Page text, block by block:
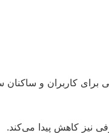
برای کاربران و
نیز کاهش پیدا می‌کند.